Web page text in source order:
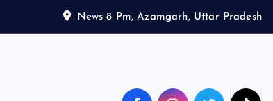
News 8 Pm, Azamgarh, Uttar Pradesh